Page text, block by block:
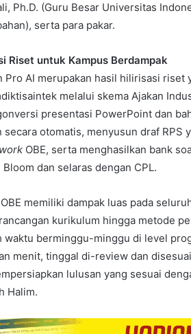
Ph.D. (Guru Besar Universitas
serta para pakar.
Riset untuk Kampus Berdampak
Pro AI merupakan hasil hilirisasi riset
melalui skema Ajakan
presentasi PowerPoint dan
secara otomatis, menyusun draf RPS
OBE, serta menghasilkan bank
dan selaras dengan CPL.
memiliki dampak luas pada
kurikulum hingga metode
waktu berminggu-minggu di level
menit, tinggal di-review dan
lulusan yang sesuai
Halim.